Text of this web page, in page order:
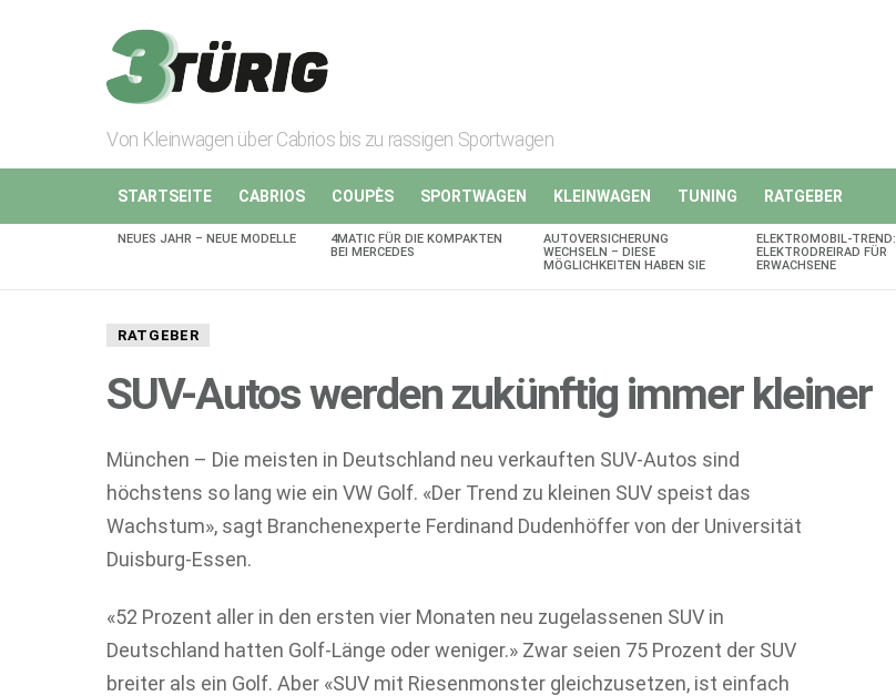
Von Kleinwagen über Cabrios bis zu rassigen Sportwagen
STARTSEITE CABRIOS COUPÈS SPORTWAGEN KLEINWAGEN TUNING RATGEBER
AKTUELLES
NEUES JAHR – NEUE MODELLE
4MATIC FÜR DIE KOMPAKTEN
BEI MERCEDES
AUTOVERSICHERUNG
WECHSELN – DIESE
MÖGLICHKEITEN HABEN SIE
ELEKTROMOBIL-TREND:
ELEKTRODREIRAD FÜR
ERWACHSENE
RATGEBER
SUV-Autos werden zukünftig immer kleiner
München – Die meisten in Deutschland neu verkauften SUV-Autos sind
höchstens so lang wie ein VW Golf. «Der Trend zu kleinen SUV speist das
Wachstum», sagt Branchenexperte Ferdinand Dudenhöffer von der Universität
Duisburg-Essen.
«52 Prozent aller in den ersten vier Monaten neu zugelassenen SUV in
Deutschland hatten Golf-Länge oder weniger.» Zwar seien 75 Prozent der SUV
breiter als ein Golf. Aber «SUV mit Riesenmonster gleichzusetzen, ist einfach